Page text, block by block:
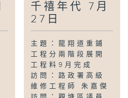
千禧年代 7月
27日
主題：龍翔道重鋪
工程分兩階段展開
工程料9月完成
訪問：路政署高級
維修工程師 朱嘉傑